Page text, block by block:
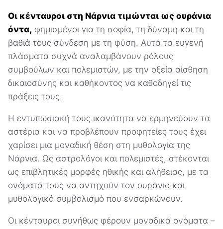
Οι κένταυροι στη Νάρνια τιμώνται ως ουράνια
όντα, φημισμένοι για τη σοφία, τη δύναμη και τη
βαθιά τους σύνδεση με τη φύση. Αυτά τα ευγενή
πλάσματα συχνά αναλαμβάνουν ρόλους
συμβούλων και πολεμιστών, με την οξεία αίσθηση
δικαιοσύνης και καθήκοντος να καθοδηγεί τις
πράξεις τους.
Η εντυπωσιακή τους ικανότητα να ερμηνεύουν τα
αστέρια και να προβλέπουν προφητείες τους έχει
χαρίσει μια μοναδική θέση στη μυθολογία της
Νάρνια. Ως αστρολόγοι και πολεμιστές, στέκονται
ως επιβλητικές μορφές ηθικής και αλήθειας, με τα
ονόματά τους να αντηχούν τον ουράνιο και
μυθολογικό συμβολισμό που ενσαρκώνουν.
Οι κένταυροι συνήθως φέρουν μοναδικά ονόματα –